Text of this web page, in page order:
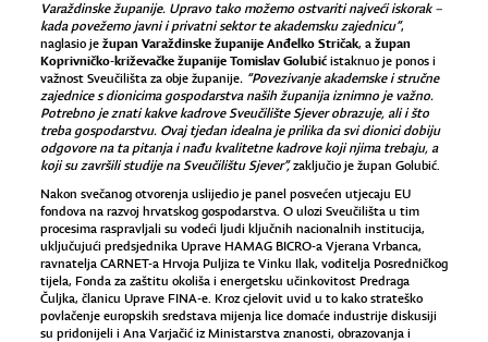
Varaždinske županije. Upravo tako možemo ostvariti najveći iskorak –
kada povežemo javni i privatni sektor teakademsku zajednicu”,
naglasio je župan Varaždinske županije Anđelko Stričak, a župan
Koprivničko-križevačke županije Tomislav Golubić istaknuo je ponos i
važnost Sveučilišta za obje županije. “Povezivanje akademske i stručne
zajednice s dionicima gospodarstva naših županija iznimno je važno.
Potrebno je znati kakve kadrove Sveučilište Sjever obrazuje, ali i što
treba gospodarstvu. Ovaj tjedan idealna je prilika da svi dionici dobiju
odgovore na ta pitanja i nađu kvalitetne kadrove koji njima trebaju, a
koji su završili studije na Sveučilištu Sjever”,zaključio je župan Golubić.
Nakon svečanog otvorenja uslijedio je panel posvećen utjecaju EU
fondova na razvoj hrvatskog gospodarstva. O ulozi Sveučilišta u tim
procesima raspravljali su vodeći ljudi ključnih nacionalnih institucija,
uključujući predsjednika Uprave HAMAG BICRO-a Vjerana Vrbanca,
ravnatelja CARNET-a Hrvoja Puljiza te Vinku Ilak, voditelja Posredničkog
tijela, Fonda za zaštitu okoliša i energetsku učinkovitost Predraga
Čuljka, članicu Uprave FINA-e. Kroz cjelovit uvid u to kako strateško
povlačenje europskih sredstava mijenja lice domaće industrije diskusiji
su pridonijeli i Ana Varjačić iz Ministarstva znanosti, obrazovanja i